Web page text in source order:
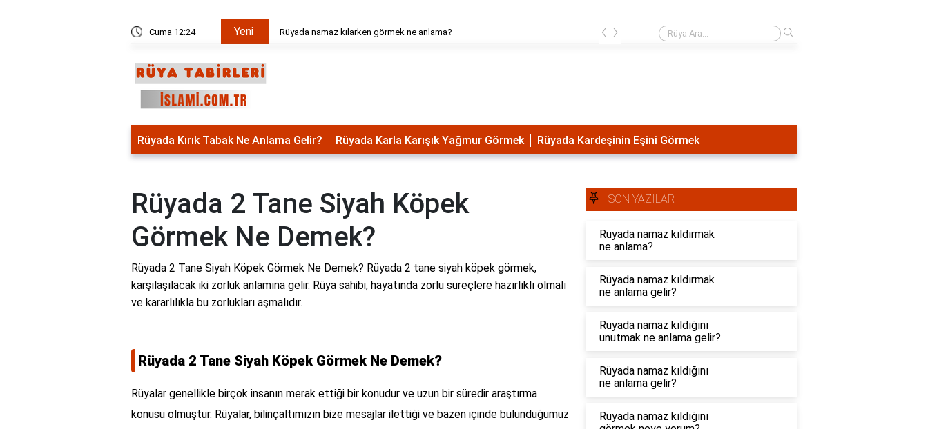
Cuma 12:24 Yeni Rüyada namaz kılarken görmek ne anlama? Rüyada mezarlığa gitmek ne anlama?
‹ ›
Rüyada Kırık Tabak Ne Anlama Gelir? Rüyada Karla Karışık Yağmur Görmek Rüyada Kardeşinin Eşini Görmek
Rüyada 2 Tane Siyah Köpek
Görmek Ne Demek?
Rüyada 2 Tane Siyah Köpek Görmek Ne Demek? Rüyada 2 tane siyah köpek görmek,
karşılaşılacak iki zorluk anlamına gelir. Rüya sahibi, hayatında zorlu süreçlere hazırlıklı olmalı
ve kararlılıkla bu zorlukları aşmalıdır.
Rüyada 2 Tane Siyah Köpek Görmek Ne Demek?
Rüyalar genellikle birçok insanın merak ettiği bir konudur ve uzun bir süredir araştırma
konusu olmuştur. Rüyalar, bilinçaltımızın bize mesajlar ilettiği ve bazen içinde bulunduğumuz
SON YAZILAR
Rüyada namaz kıldırmak
ne anlama?
Rüyada namaz kıldırmak
ne anlama gelir?
Rüyada namaz kıldığını
unutmak ne anlama gelir?
Rüyada namaz kıldığını
ne anlama gelir?
Rüyada namaz kıldığını